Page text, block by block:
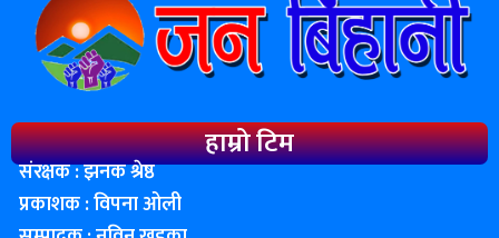
हाम्रो टिम
संरक्षक : झनक श्रेष्ठ
प्रकाशक : विपना ओली